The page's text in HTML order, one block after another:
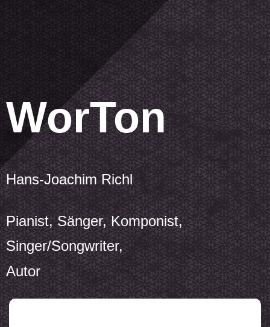
WorTon
Hans-Joachim Richl
Pianist, Sänger, Komponist,
Singer/Songwriter,
Autor